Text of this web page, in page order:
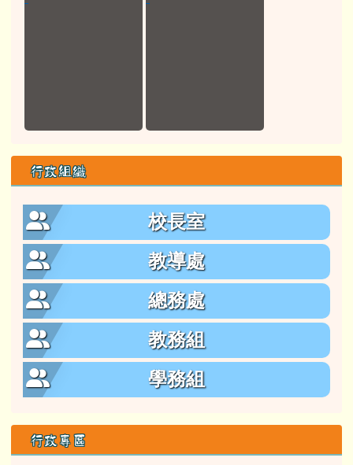
行政組織
校長室
教導處
總務處
教務組
學務組
行政專區